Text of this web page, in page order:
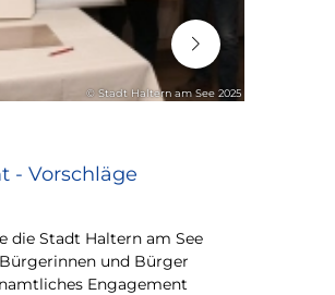
© Stadt Haltern am See 2025
- Vorschläge
die Stadt Haltern am See
und Bürger
Engagement